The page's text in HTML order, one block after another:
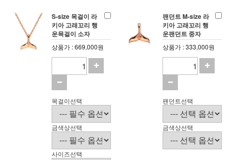
S-size 목걸이 라
키아 고래꼬리 행
운목걸이 소자
상품가 : 669,000원
목걸이선택
금색상선택
사이즈선택
팬던트 M-size 라
키아 고래꼬리 행
운팬던트 중자
상품가 : 333,000원
팬던트선택
금색상선택